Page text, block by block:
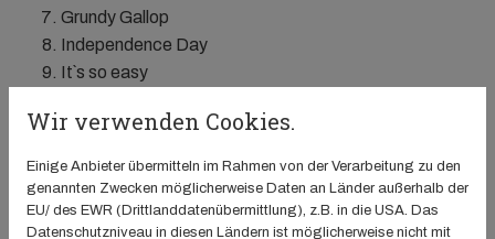
Grundy Gallop
Independence Day
It`s so easy
Mamma Maria
Over the moon
Stray Cat Strut
Wir verwenden Cookies.
Einige Anbieter übermitteln im Rahmen von der Verarbeitung zu den
genannten Zwecken möglicherweise Daten an Länder außerhalb der
EU/ des EWR (Drittlanddatenübermittlung), z.B. in die USA. Das
Datenschutzniveau in diesen Ländern ist möglicherweise nicht mit